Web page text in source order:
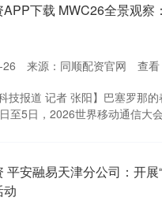
下载 MWC26全景观
26 来源：同顺配资官网 查看
技报道 记者 张阳】巴塞罗那
至5日，2026世界移动通信大
平安融易天津分公司：开
动